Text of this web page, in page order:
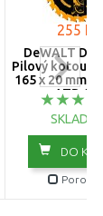
255 Kč
DeWALT
Pilový kotouč
165 x 20 mm,
ATB 18°
DO